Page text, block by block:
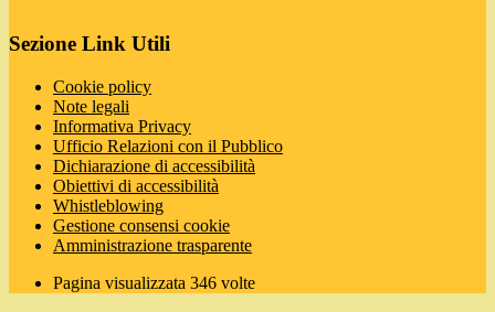
Sezione Link Utili
Cookie policy
Note legali
Informativa Privacy
Ufficio Relazioni con il Pubblico
Dichiarazione di accessibilità
Obiettivi di accessibilità
Whistleblowing
Gestione consensi cookie
Amministrazione trasparente
Pagina visualizzata 346 volte